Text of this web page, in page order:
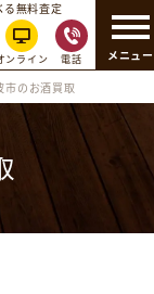
メニュー
る無料査定
ンライン 電話
市のお酒買取